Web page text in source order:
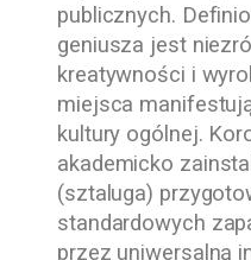
publicznych.
geniusza jest
kreatywności i
miejsca
kultury ogólnej.
akademicko
(sztaluga)
standardowych
przez uniwersalną